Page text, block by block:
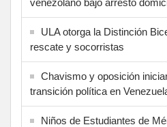
ULA otorga la Distinción
rescate y socorristas
Chavismo y oposición
transición política en
Niños de Estudiantes de